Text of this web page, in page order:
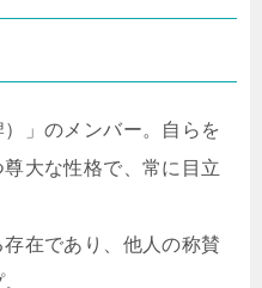
」のメンバー。自らを
尊大な性格で、常に目立
在であり、他人の称賛